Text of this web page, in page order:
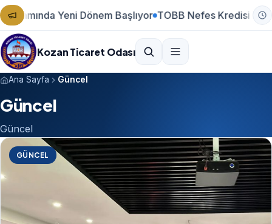
Başlıyor TOBB Nefes Kredisi Yeniden Başlıyor
Kozan Ticaret Odası
Ana Sayfa Güncel
Güncel
Güncel
GÜNCEL